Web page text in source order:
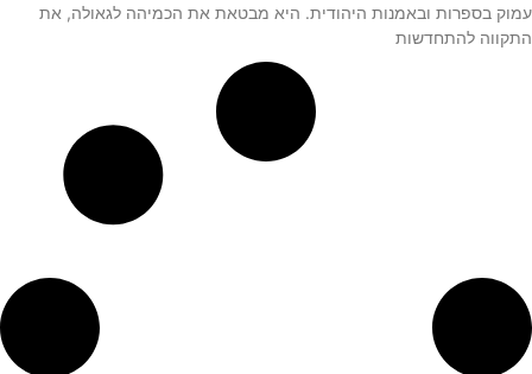
עמוק בספרות ובאמנות היהודית. היא מבטאת את הכמיהה לגאולה, את
התקווה להתחדשות